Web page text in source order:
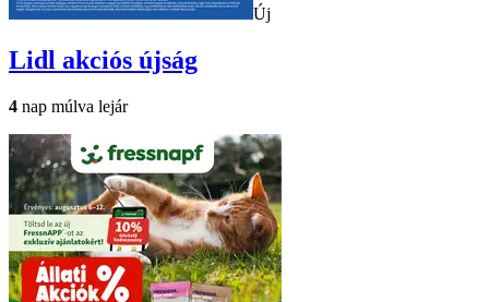
Új
Lidl akciós újság
4 nap múlva lejár